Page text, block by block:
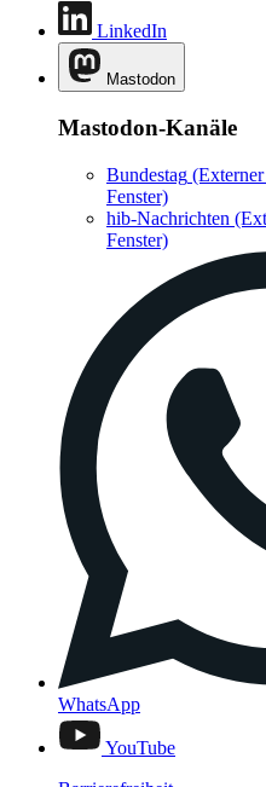
LinkedIn
Mastodon
Mastodon-Kanäle
Bundestag
Fenster)
hib-Nachrichten
Fenster)
WhatsApp
YouTube